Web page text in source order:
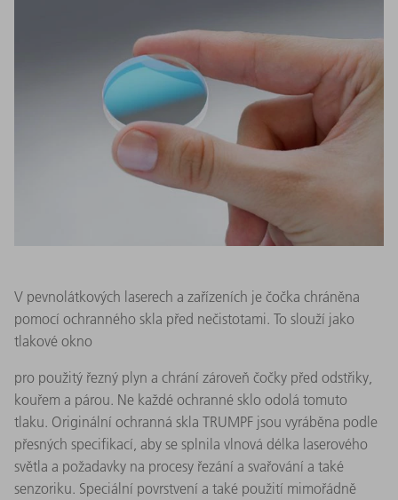
V pevnolátkových laserech a zařízeních je čočka chráněna
pomocí ochranného skla před nečistotami. To slouží jako
tlakové okno
pro použitý řezný plyn a chrání zároveň čočky před odstřiky,
kouřem a párou. Ne každé ochranné sklo odolá tomuto
tlaku. Originální ochranná skla TRUMPF jsou vyráběna podle
přesných specifikací, aby se splnila vlnová délka laserového
světla a požadavky na procesy řezání a svařování a také
senzoriku. Speciální povrstvení a také použití mimořádně